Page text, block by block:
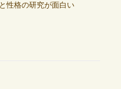
性格の研究が面白い